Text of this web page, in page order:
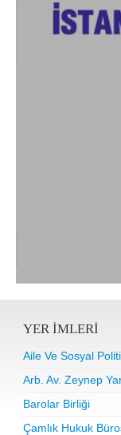
YER IMLERI
Aile Ve Sosyal
Arb. Av. Zeynep
Barolar Birliği
Çamlık Hukuk